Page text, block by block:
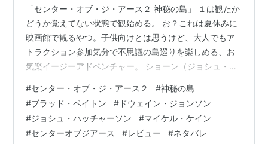
「センター・オブ・ジ・アース２ 神秘の島」 １は観たか
どうか覚えてない状態で観始める。 お？これは夏休みに
映画館で観るやつ。子供向けとは思うけど、大人でもア
トラクション参加気分で不思議の島巡りを楽しめる、お
気楽イージーアドベンチャー。 ショーン（ジョシュ・ハ
を受け取ったとかで、不思議の島への冒険行きを決め
る。義父のハント（ドウェイン・ジョンソン）とはいま
ひとつ距離感があるけど、まだ未成年のショーンを一人
で行かせるわけにはいかないとハントも同行すること
#センター・オブ・ジ・アース２ #神秘の島
#ブラッド・ペイトン # ドウェイン・ジョンソン
#ジョシュ・ハッチャーソン #マイケル・ケイン
#センターオブジアース #レビュー #ネタバレ